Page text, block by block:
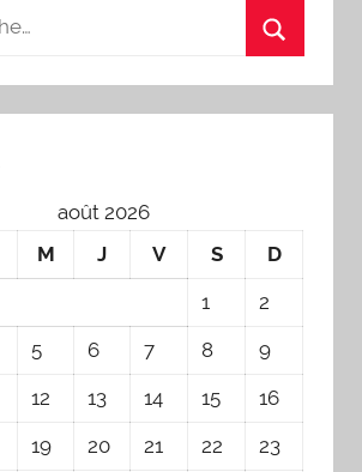
août 2026
M J V S
D
1
2
5 6 7 8
9
12 13 14 15
16
19 20 21 22
23